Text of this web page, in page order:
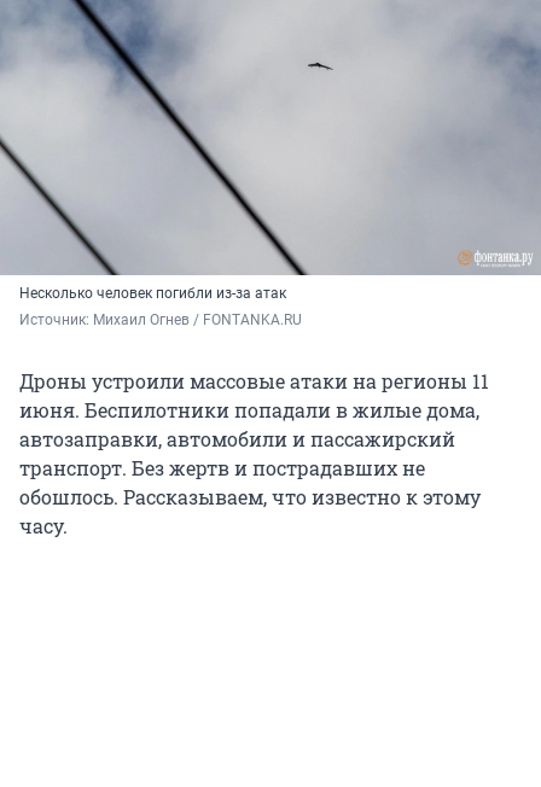
Несколько человек погибли из-за атак
Источник: Михаил Огнев / FONTANKA.RU
Дроны устроили массовые атаки на регионы 11
июня. Беспилотники попадали в жилые дома,
автозаправки, автомобили и пассажирский
транспорт. Без жертв и пострадавших не
обошлось. Рассказываем, что известно к этому
часу.